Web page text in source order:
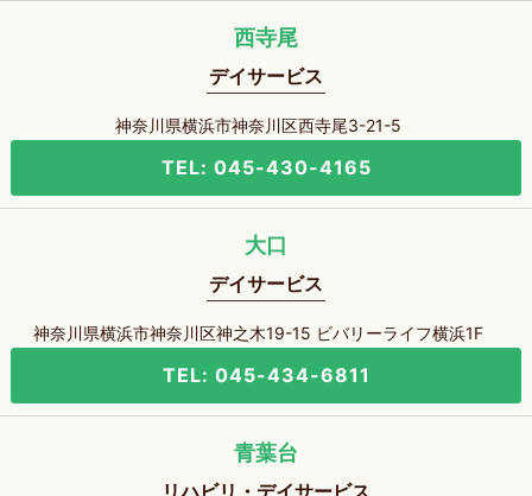
西寺尾
デイサービス
神奈川県横浜市神奈川区西寺尾3-21-5
TEL: 045-430-4165
大口
デイサービス
神奈川県横浜市神奈川区神之木19-15 ビバリーライフ横浜1F
TEL: 045-434-6811
青葉台